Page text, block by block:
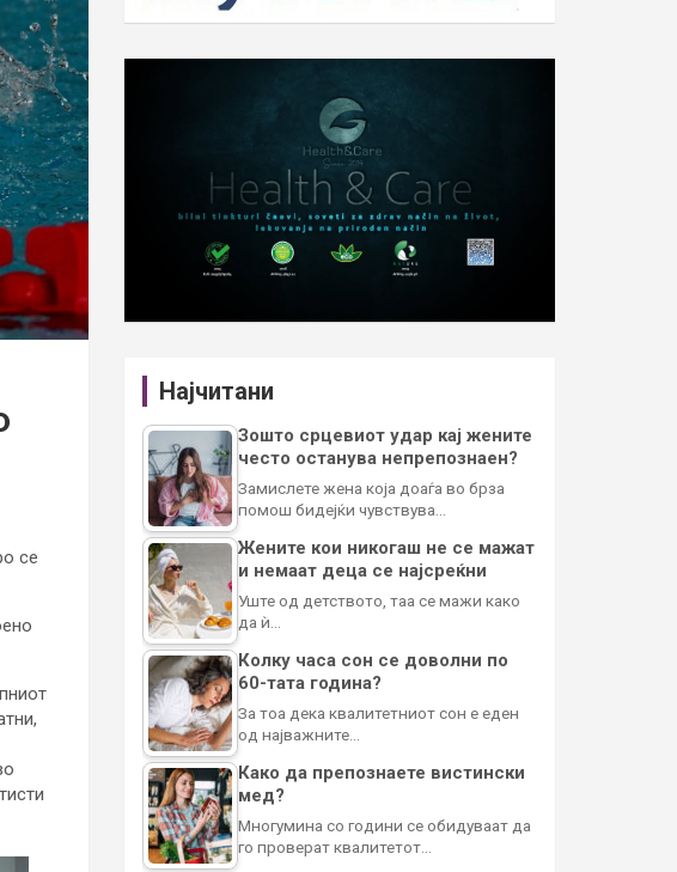
се
Најчитани
Зошто срцевиот удар кај жените
често останува непрепознаен?
Замислете жена која доаѓа во брза
помош бидејќи чувствува…
Жените кои никогаш не се мажат
и немаат деца се најсреќни
Уште од детството, таа се мажи како
да ѝ…
Колку часа сон се доволни по
60-тата година?
За тоа дека квалитетниот сон е еден
од најважните…
Како да препознаете вистински
мед?
Многумина со години се обидуваат да
го проверат квалитетот…